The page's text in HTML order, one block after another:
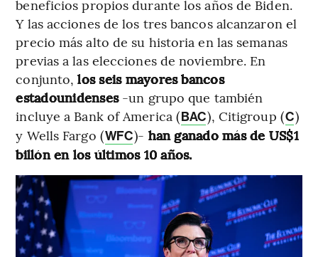
beneficios propios durante los años de Biden.
Y las acciones de los tres bancos alcanzaron el
precio más alto de su historia en las semanas
previas a las elecciones de noviembre. En
conjunto,los seis mayores bancos
estadounidenses -un grupo que también
incluye a Bank of America (BAC), Citigroup (C)
y Wells Fargo (WFC)- han ganado más de US$1
billón en los últimos 10 años.